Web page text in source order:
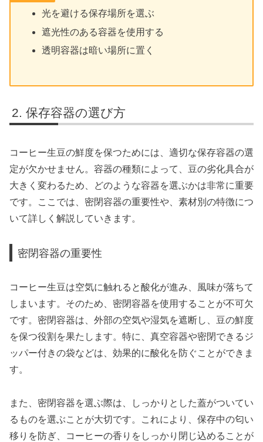
光を避ける保存場所を選ぶ
遮光性のある容器を使用する
透明容器は暗い場所に置く
保存容器の選び方
コーヒー生豆の鮮度を保つためには、適切な保存容器の選
定が欠かせません。容器の種類によって、豆の劣化具合が
大きく変わるため、どのような容器を選ぶかは非常に重要
です。ここでは、密閉容器の重要性や、素材別の特徴につ
いて詳しく解説していきます。
密閉容器の重要性
コーヒー生豆は空気に触れると酸化が進み、風味が落ちて
しまいます。そのため、密閉容器を使用することが不可欠
です。密閉容器は、外部の空気や湿気を遮断し、豆の鮮度
を保つ役割を果たします。特に、真空容器や密閉できるジ
ッパー付きの袋などは、効果的に酸化を防ぐことができま
す。
また、密閉容器を選ぶ際は、しっかりとした蓋がついてい
るものを選ぶことが大切です。これにより、保存中の匂い
移りを防ぎ、コーヒーの香りをしっかり閉じ込めることが